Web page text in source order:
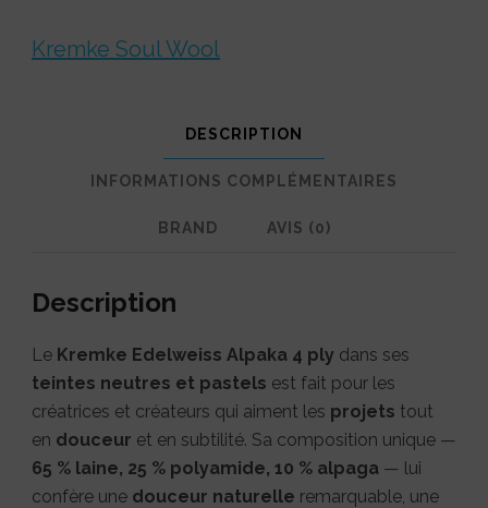
alpaga
Kremke Soul Wool
DESCRIPTION
INFORMATIONS COMPLÉMENTAIRES
BRAND AVIS (0)
Description
Le Kremke Edelweiss Alpaka 4 ply dans ses
teintes neutres et pastels est fait pour les
créatrices et créateurs qui aiment les projets tout
en douceur et en subtilité. Sa composition unique —
65 % laine, 25 % polyamide, 10 % alpaga — lui
confère une douceur naturelle remarquable, une